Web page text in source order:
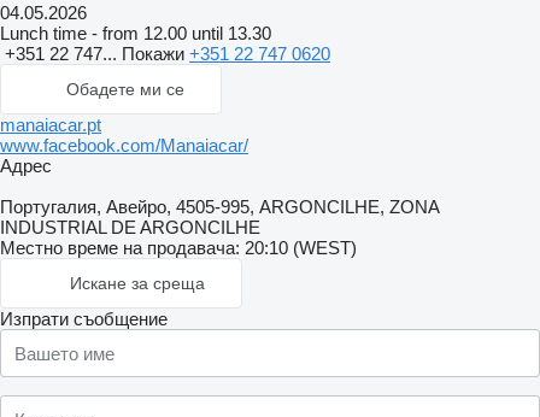
04.05.2026
Lunch time - from 12.00 until 13.30
+351 22 747... Покажи +351 22 747 0620
Обадете ми се
manaiacar.pt
www.facebook.com/Manaiacar/
Адрес
Португалия, Авейро, 4505-995, ARGONCILHE, ZONA
INDUSTRIAL DE ARGONCILHE
Местно време на продавача: 20:10 (WEST)
Искане за среща
Изпрати съобщение